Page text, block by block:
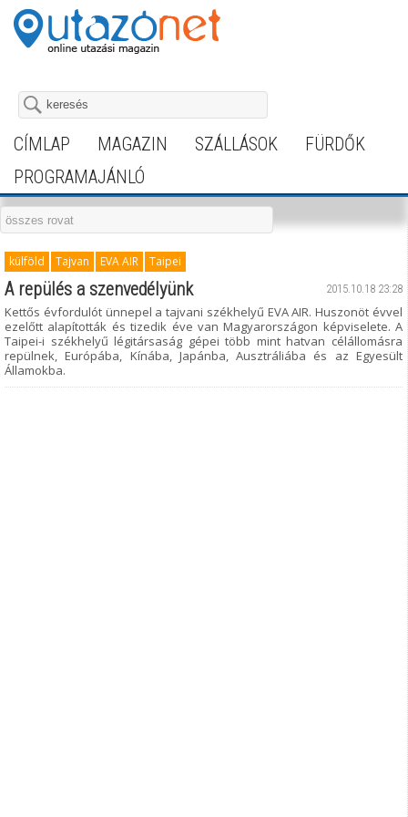
CÍMLAP MAGAZIN SZÁLLÁSOK
FÜRDŐK
PROGRAMAJÁNLÓ
külföld Tajvan EVA AIR Taipei
2015.10.18 23:28
A repülés a szenvedélyünk
Kettős évfordulót ünnepel a tajvani székhelyű EVA AIR. Huszonöt évvel
ezelőtt alapították és tizedik éve van Magyarországon képviselete. A
Taipei-i székhelyű légitársaság gépei több mint hatvan célállomásra
repülnek, Európába, Kínába, Japánba, Ausztráliába és az Egyesült
Államokba.